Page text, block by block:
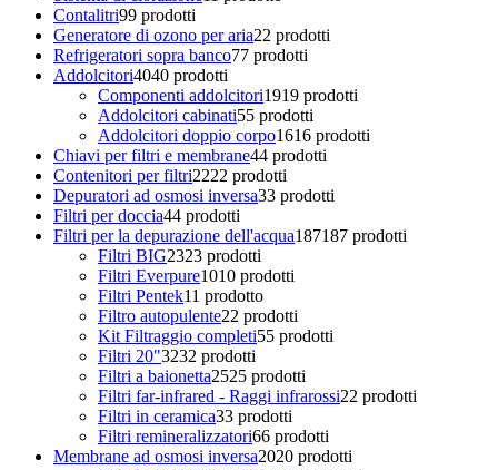
Contalitri99 prodotti
Generatore di ozono per aria22 prodotti
Refrigeratori sopra banco77 prodotti
Addolcitori4040 prodotti
Componenti addolcitori1919 prodotti
Addolcitori cabinati55 prodotti
Addolcitori doppio corpo1616 prodotti
Chiavi per filtri e membrane44 prodotti
Contenitori per filtri2222 prodotti
Depuratori ad osmosi inversa33 prodotti
Filtri per doccia44 prodotti
Filtri per la depurazione dell'acqua187187 prodotti
Filtri BIG2323 prodotti
Filtri Everpure1010 prodotti
Filtri Pentek11 prodotto
Filtro autopulente22 prodotti
Kit Filtraggio completi55 prodotti
Filtri 20"3232 prodotti
Filtri a baionetta2525 prodotti
Filtri far-infrared - Raggi infrarossi22 prodotti
Filtri in ceramica33 prodotti
Filtri remineralizzatori66 prodotti
Membrane ad osmosi inversa2020 prodotti